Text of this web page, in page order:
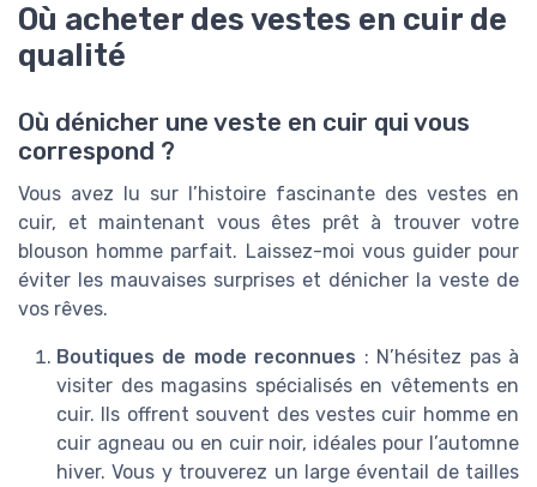
Où acheter des vestes en cuir de
qualité
Où dénicher une veste en cuir qui vous
correspond ?
Vous avez lu sur l’histoire fascinante des vestes en
cuir, et maintenant vous êtes prêt à trouver votre
blouson homme parfait. Laissez-moi vous guider pour
éviter les mauvaises surprises et dénicher la veste de
vos rêves.
Boutiques de mode reconnues : N’hésitez pas à
visiter des magasins spécialisés en vêtements en
cuir. Ils offrent souvent des vestes cuir homme en
cuir agneau ou en cuir noir, idéales pour l’automne
hiver. Vous y trouverez un large éventail de tailles